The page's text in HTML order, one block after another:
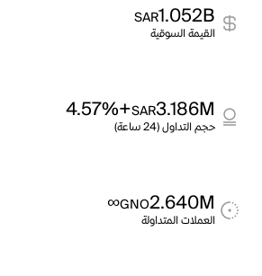
1.052B
SAR
القيمة السوقية
3.186M
SAR
+4.57%
حجم التداول (24 ساعة)
2.640M
GNO
∞
العملات المتداولة